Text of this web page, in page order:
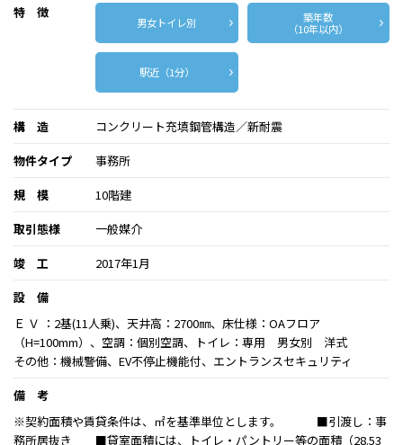
特 徴
男女トイレ別
築年数
（10年以内）
駅近（1分）
構 造
コンクリート充填鋼管構造／新耐震
物件タイプ
事務所
規 模
10階建
取引態様
一般媒介
竣 工
2017年1月
設 備
Ｅ Ｖ ：2基(11人乗)、天井高：2700㎜、床仕様：OAフロア
（H=100mm）、空調：個別空調、トイレ：専用 男女別 洋式
その他：機械警備、EV不停止機能付、エントランスセキュリティ
備 考
※契約面積や賃貸条件は、㎡を基準単位とします。 ■引渡し：事
務所居抜き ■貸室面積には、トイレ・パントリー等の面積（28.53